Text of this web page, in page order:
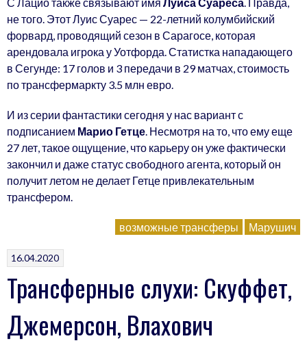
не того. Этот Луис Суарес — 22-летний колумбийский
форвард, проводящий сезон в Сарагосе, которая
арендовала игрока у Уотфорда. Статистка нападающего
в Сегунде: 17 голов и 3 передачи в 29 матчах, стоимость
по трансфермаркту 3.5 млн евро.
И из серии фантастики сегодня у нас вариант с
подписанием Марио Гетце . Несмотря на то, что ему еще
27 лет, такое ощущение, что карьеру он уже фактически
закончил и даже статус свободного агента, который он
получит летом не делает Гетце привлекательным
трансфером.
возможные трансферы Марушич
16.04.2020
Трансферные слухи: Скуффет,
Джемерсон, Влахович